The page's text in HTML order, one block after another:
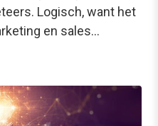
Logisch, want het
en sales…